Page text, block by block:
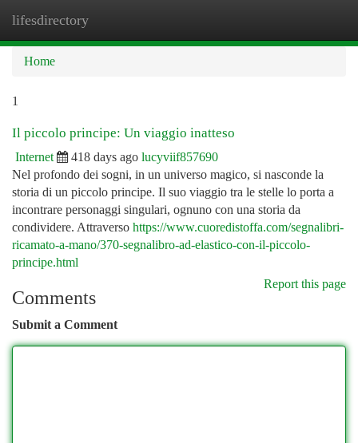
lifesdirectory
Home
1
Il piccolo principe: Un viaggio inatteso
Internet 418 days ago lucyviif857690
Nel profondo dei sogni, in un universo magico, si nasconde la
storia di un piccolo principe. Il suo viaggio tra le stelle lo porta a
incontrare personaggi singulari, ognuno con una storia da
condividere. Attraverso https://www.cuoredistoffa.com/segnalibri-
ricamato-a-mano/370-segnalibro-ad-elastico-con-il-piccolo-
principe.html
Report this page
Comments
Submit a Comment